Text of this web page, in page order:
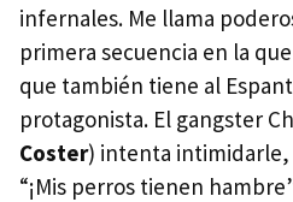
infernales. Me llama
primera secuencia en la
que también tiene al
protagonista. El gangster
Coster) intenta
“¡Mis perros tienen